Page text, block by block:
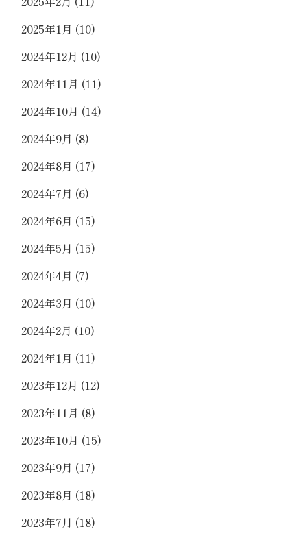
2025年1月 (10)
2024年12月 (10)
2024年11月 (11)
2024年10月 (14)
2024年9月 (8)
2024年8月 (17)
2024年7月 (6)
2024年6月 (15)
2024年5月 (15)
2024年4月 (7)
2024年3月 (10)
2024年2月 (10)
2024年1月 (11)
2023年12月 (12)
2023年11月 (8)
2023年10月 (15)
2023年9月 (17)
2023年8月 (18)
2023年7月 (18)